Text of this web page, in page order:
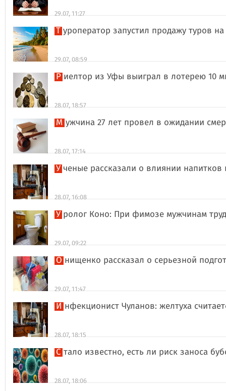
29.07, 11:27
Туроператор запустил продажу туров
29.07, 08:59
Риелтор из Уфы выиграл в лотерею 10
28.07, 18:57
Мужчина 27 лет провел в ожидании
28.07, 17:14
Ученые рассказали о влиянии
28.07, 16:08
Уролог Коно: При фимозе мужчинам
29.07, 09:22
Онищенко рассказал о серьезной
29.07, 11:47
Инфекционист Чуланов: желтуха
28.07, 18:15
Стало известно, есть ли риск заноса
28.07, 18:06